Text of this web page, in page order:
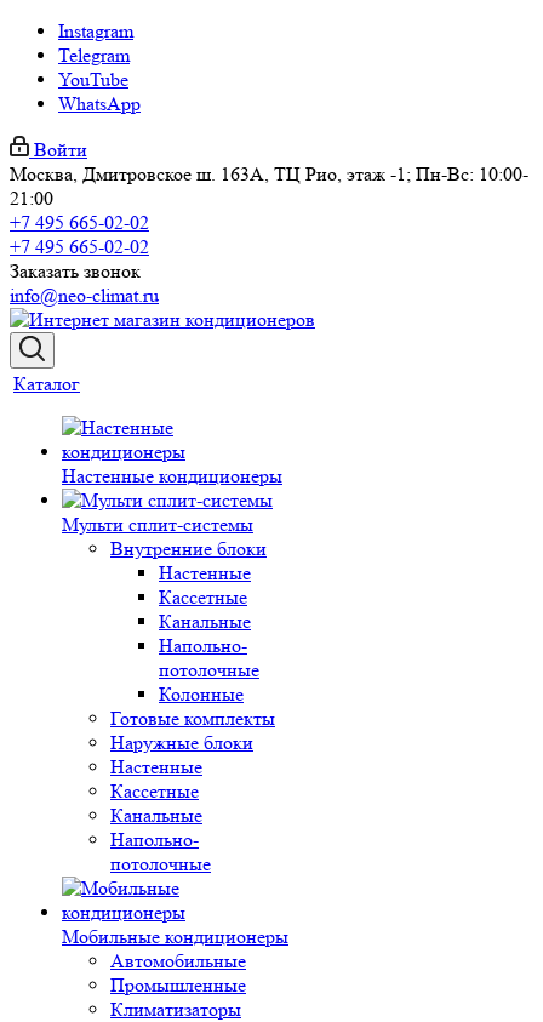
Instagram
Telegram
YouTube
WhatsApp
Войти
Москва, Дмитровское ш. 163А, ТЦ Рио, этаж -1; Пн-Вс: 10:00-
21:00
+7 495 665-02-02
+7 495 665-02-02
Заказать звонок
info@neo-climat.ru
Каталог
Настенные кондиционеры
Мульти сплит-системы
Внутренние блоки
Настенные
Кассетные
Канальные
Напольно-
потолочные
Колонные
Готовые комплекты
Наружные блоки
Настенные
Кассетные
Канальные
Напольно-
потолочные
Мобильные кондиционеры
Автомобильные
Промышленные
Климатизаторы